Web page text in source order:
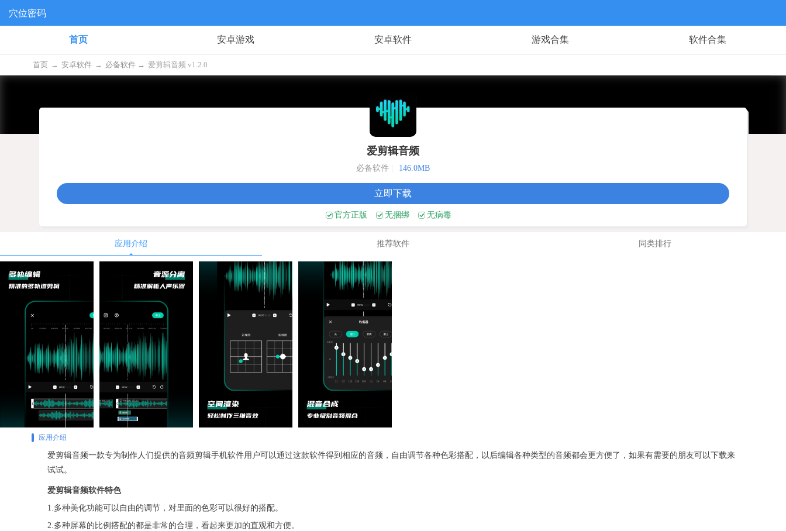
穴位密码
首页 安卓游戏 安卓软件 游戏合集 软件合集
首页 → 安卓软件 → 必备软件 → 爱剪辑音频 v1.2.0
爱剪辑音频
必备软件 146.0MB
立即下载
官方正版 无捆绑 无病毒
应用介绍 推荐软件 同类排行
应用介绍
爱剪辑音频一款专为制作人们提供的音频剪辑手机软件用户可以通过这款软件得到相应的音频，自由调节各种色彩搭配，以后编辑各种类型的音频都会更方便了，如果有需要的朋友可以下载来
试试。
爱剪辑音频软件特色
1.多种美化功能可以自由的调节，对里面的色彩可以很好的搭配。
2.多种屏幕的比例搭配的都是非常的合理，看起来更加的直观和方便。